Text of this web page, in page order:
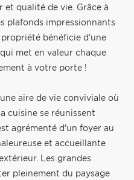
qualité de vie. Grâce à
plafonds impressionnants
bénéficie d'une
met en valeur chaque
à votre porte !
aire de vie conviviale où
cuisine se réunissent
agrémenté d'un foyer au
et accueillante
Les grandes
pleinement du paysage